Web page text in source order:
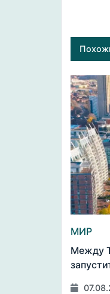
МИР
Между